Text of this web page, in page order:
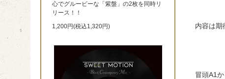
内容は期
冒頭A1
心でグルービーな「紫盤」の2枚を同時リ
リース！！
1,200円(税込1,320円)